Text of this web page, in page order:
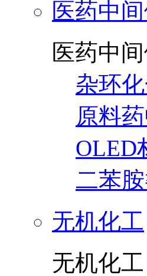
医药中
医药中
杂环
原料
OLED
二苯
无机化工
无机化工